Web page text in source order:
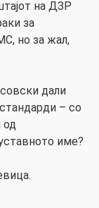
на ДЗР
за
но за жал,
дали
– со
од
име?